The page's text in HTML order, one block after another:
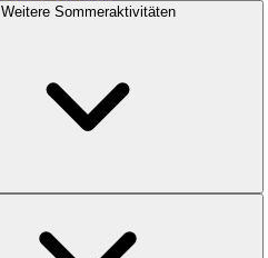
Weitere Sommeraktivitäten